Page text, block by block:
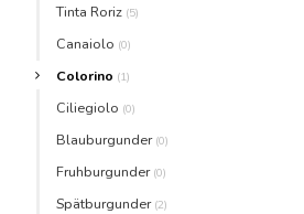
Tinta Roriz (5)
Canaiolo (0)
Colorino (1)
Ciliegiolo (0)
Blauburgunder (0)
Fruhburgunder (0)
Spätburgunder (2)